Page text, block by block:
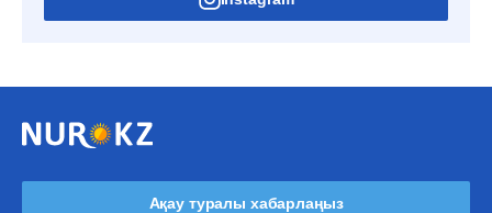
Ақау туралы хабарлаңыз